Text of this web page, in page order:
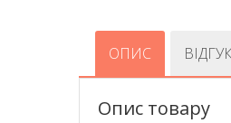
ОПИС
Опис товару